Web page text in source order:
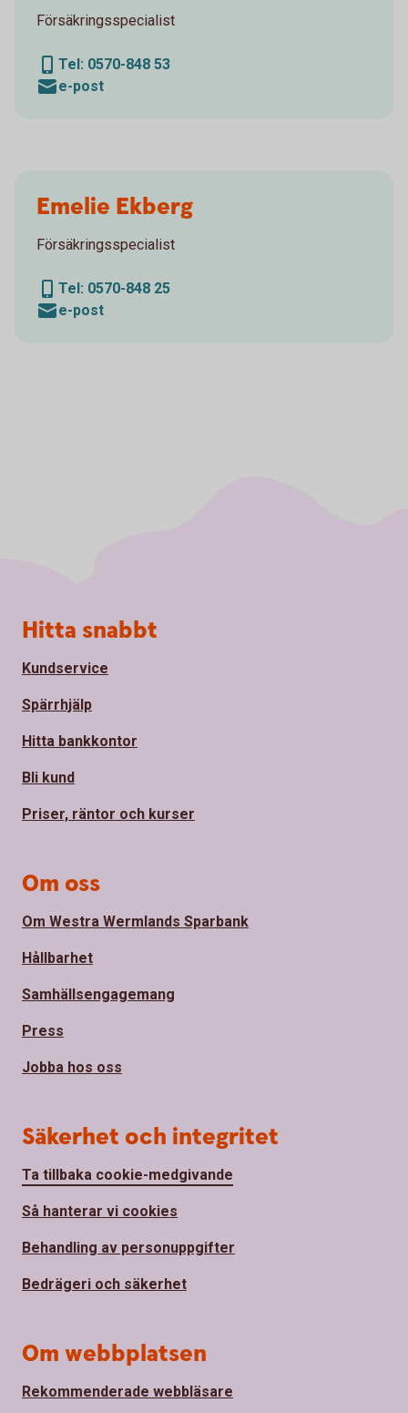
Försäkringsspecialist
Tel: 0570-848 53
e-post
Emelie Ekberg
Försäkringsspecialist
Tel: 0570-848 25
e-post
Sidfot
Hitta snabbt
Kundservice
Spärrhjälp
Hitta bankkontor
Bli kund
Priser, räntor och kurser
Om oss
Om Westra Wermlands Sparbank
Hållbarhet
Samhällsengagemang
Press
Jobba hos oss
Säkerhet och integritet
Ta tillbaka cookie-medgivande
Så hanterar vi cookies
Behandling av personuppgifter
Bedrägeri och säkerhet
Om webbplatsen
Rekommenderade webbläsare